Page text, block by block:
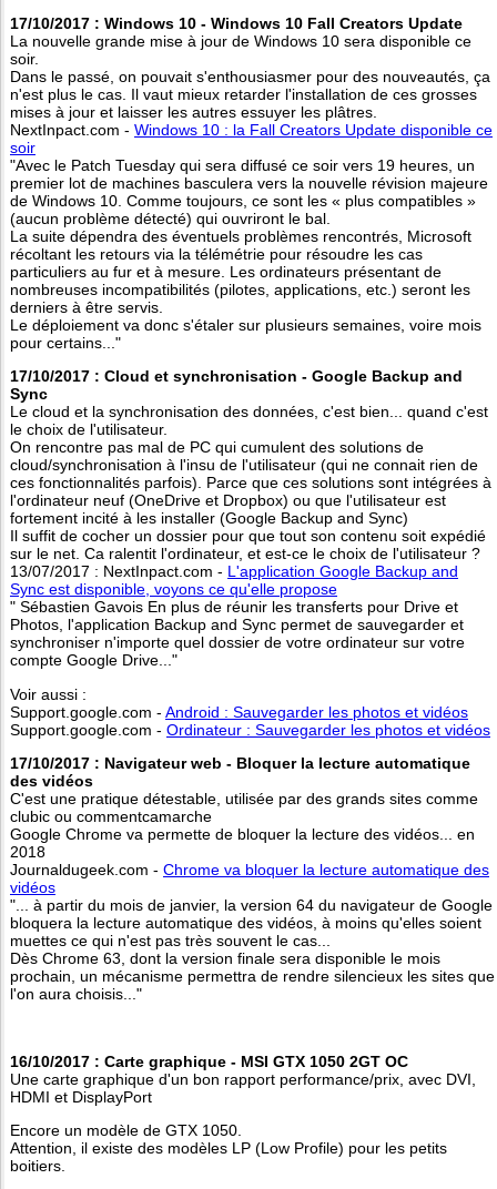
17/10/2017 : Windows 10 - Windows 10 Fall Creators Update
La nouvelle grande mise à jour de Windows 10 sera disponible ce
soir.
Dans le passé, on pouvait s'enthousiasmer pour des nouveautés, ça
n'est plus le cas. Il vaut mieux retarder l'installation de ces grosses
mises à jour et laisser les autres essuyer les plâtres.
NextInpact.com - Windows 10 : la Fall Creators Update disponible ce
soir
"Avec le Patch Tuesday qui sera diffusé ce soir vers 19 heures, un
premier lot de machines basculera vers la nouvelle révision majeure
de Windows 10. Comme toujours, ce sont les « plus compatibles »
(aucun problème détecté) qui ouvriront le bal.
La suite dépendra des éventuels problèmes rencontrés, Microsoft
récoltant les retours via la télémétrie pour résoudre les cas
particuliers au fur et à mesure. Les ordinateurs présentant de
nombreuses incompatibilités (pilotes, applications, etc.) seront les
derniers à être servis.
Le déploiement va donc s'étaler sur plusieurs semaines, voire mois
pour certains..."
17/10/2017 : Cloud et synchronisation - Google Backup and
Sync
Le cloud et la synchronisation des données, c'est bien... quand c'est
le choix de l'utilisateur.
On rencontre pas mal de PC qui cumulent des solutions de
cloud/synchronisation à l'insu de l'utilisateur (qui ne connait rien de
ces fonctionnalités parfois). Parce que ces solutions sont intégrées à
l'ordinateur neuf (OneDrive et Dropbox) ou que l'utilisateur est
fortement incité à les installer (Google Backup and Sync)
Il suffit de cocher un dossier pour que tout son contenu soit expédié
sur le net. Ca ralentit l'ordinateur, et est-ce le choix de l'utilisateur ?
13/07/2017 : NextInpact.com - L'application Google Backup and
Sync est disponible, voyons ce qu'elle propose
" Sébastien Gavois En plus de réunir les transferts pour Drive et
Photos, l'application Backup and Sync permet de sauvegarder et
synchroniser n'importe quel dossier de votre ordinateur sur votre
compte Google Drive..."
Voir aussi :
Support.google.com - Android : Sauvegarder les photos et vidéos
Support.google.com - Ordinateur : Sauvegarder les photos et vidéos
17/10/2017 : Navigateur web - Bloquer la lecture automatique
des vidéos
C'est une pratique détestable, utilisée par des grands sites comme
clubic ou commentcamarche
Google Chrome va permette de bloquer la lecture des vidéos... en
2018
Journaldugeek.com - Chrome va bloquer la lecture automatique des
vidéos
"... à partir du mois de janvier, la version 64 du navigateur de Google
bloquera la lecture automatique des vidéos, à moins qu'elles soient
muettes ce qui n'est pas très souvent le cas...
Dès Chrome 63, dont la version finale sera disponible le mois
prochain, un mécanisme permettra de rendre silencieux les sites que
l'on aura choisis..."
16/10/2017 : Carte graphique - MSI GTX 1050 2GT OC
Une carte graphique d'un bon rapport performance/prix, avec DVI,
HDMI et DisplayPort
Encore un modèle de GTX 1050.
Attention, il existe des modèles LP (Low Profile) pour les petits
boitiers.